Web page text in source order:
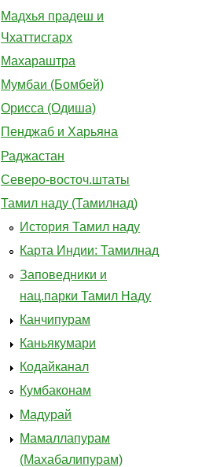
Мадхья прадеш и
Чхаттисгарх
Махараштра
Мумбаи (Бомбей)
Орисса (Одиша)
Пенджаб и Харьяна
Раджастан
Северо-восточ.штаты
Тамил наду (Тамилнад)
История Тамил наду
Карта Индии: Тамилнад
Заповедники и
нац.парки Тамил Наду
Канчипурам
Каньякумари
Кодайканал
Кумбаконам
Мадурай
Мамаллапурам
(Махабалипурам)